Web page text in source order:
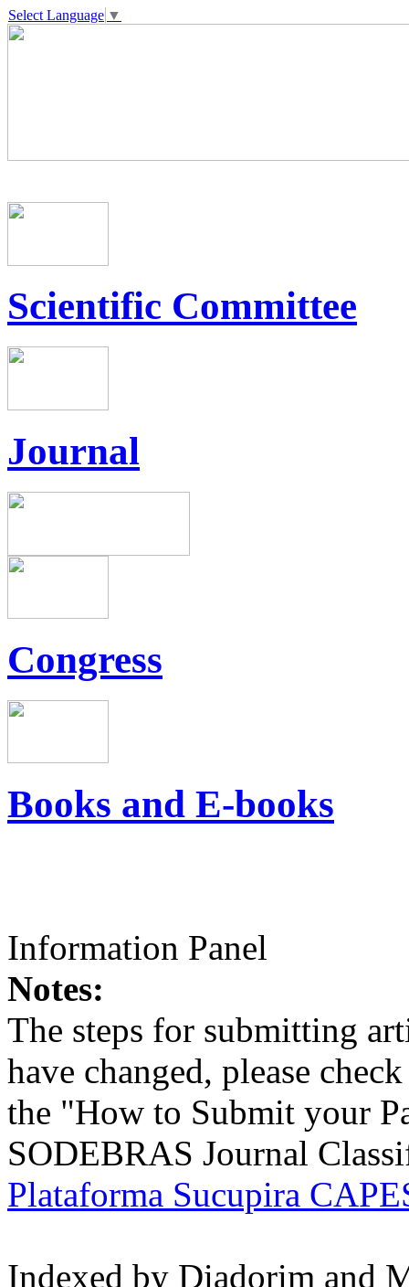
Select Language ▼
Scientific Committee
Journal
Congress
Books and E-books
Information Panel
Notes:
The steps for submitting
have changed, please
the "How to Submit your
SODEBRAS Journal
Plataforma Sucupira
Indexed by Diadorim and